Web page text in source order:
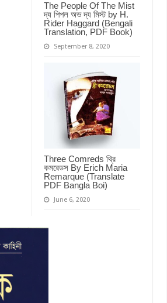
The People Of The Mist
দ্য পিপল অভ দ্য মিস্ট by H.
Rider Haggard (Bengali
Translation, PDF Book)
September 8, 2020
Three Comreds থ্রি
কমরেডস By Erich Maria
Remarque (Translate
PDF Bangla Boi)
June 6, 2020